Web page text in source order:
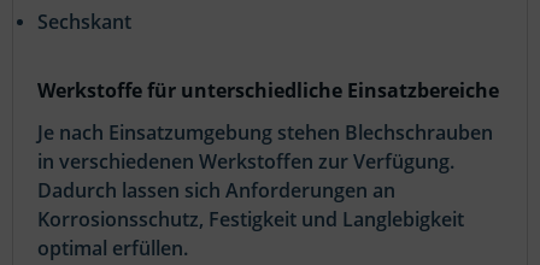
Sechskant
Werkstoffe für unterschiedliche Einsatzbereiche
Je nach Einsatzumgebung stehen Blechschrauben
in verschiedenen Werkstoffen zur Verfügung.
Dadurch lassen sich Anforderungen an
Korrosionsschutz, Festigkeit und Langlebigkeit
optimal erfüllen.